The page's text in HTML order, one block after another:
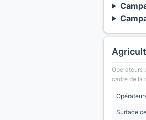
Operateurs
cadre de la
Surface